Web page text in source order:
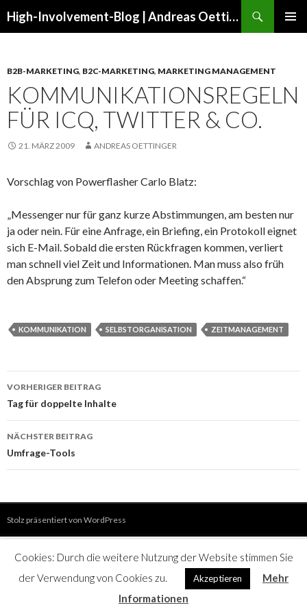
High-Involvement-Blog | Andreas Oettinger
B2B-MARKETING, B2C-MARKETING, MARKETING MANAGEMENT
KOMMUNIKATIONSREGELN
FÜR ICQ, TWITTER & CO.
21. MÄRZ 2009 ANDREAS OETTINGER
Vorschlag von Powerflasher Carlo Blatz:
„Messenger nur für ganz kurze Abstimmungen, am besten nur
ja oder nein. Für eine Anfrage, ein Briefing, ein Protokoll eignet
sich E-Mail. Sobald die ersten Rückfragen kommen, verliert
man schnell viel Zeit und Informationen. Man muss also früh
den Absprung zum Telefon oder Meeting schaffen.“
KOMMUNIKATION SELBSTORGANISATION ZEITMANAGEMENT
Beitrags-
Navigation
VORHERIGER BEITRAG
Tag für doppelte Inhalte
NÄCHSTER BEITRAG
Umfrage-Tools
Stolz präsentiert von WordPress
Cookies: Durch die weitere Nutzung der Website stimmen Sie
der Verwendung von Cookies zu.
Akzeptieren
Mehr
Informationen